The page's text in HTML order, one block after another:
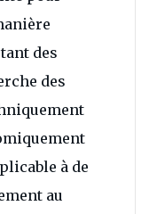
des
des
à de
au